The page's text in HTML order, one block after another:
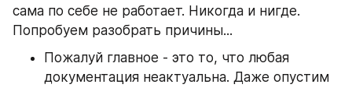
сама по себе не работает. Никогда и нигде.
Попробуем разобрать причины...
Пожалуй главное - это то, что любая
документация неактуальна. Даже опустим